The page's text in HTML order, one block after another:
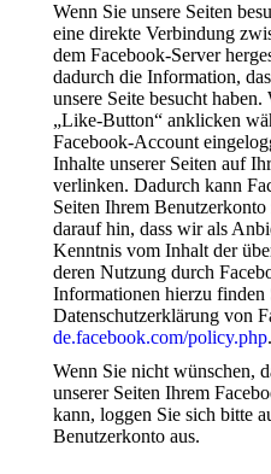
Wenn Sie unsere Seiten
eine direkte Verbindung
dem Facebook-Server
dadurch die Information,
unsere Seite besucht
„Like-Button“ anklicken
Facebook-Account
Inhalte unserer Seiten auf
verlinken. Dadurch kann
Seiten Ihrem
darauf hin, dass wir als
Kenntnis vom Inhalt der
deren Nutzung durch
Informationen hierzu finden
Datenschutzerklärung von
de.facebook.com/policy.php.
Wenn Sie nicht wünschen,
unserer Seiten Ihrem
kann, loggen Sie sich bitte
Benutzerkonto aus.